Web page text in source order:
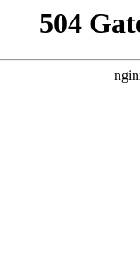
504